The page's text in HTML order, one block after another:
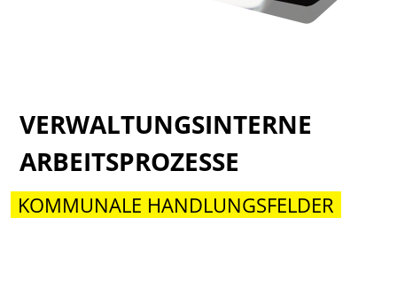
VERWALTUNGSINTERNE
ARBEITSPROZESSE
KOMMUNALE HANDLUNGSFELDER